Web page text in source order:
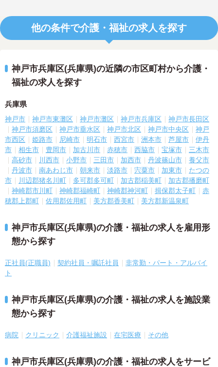
他の条件で介護・福祉の求人を探す
神戸市兵庫区(兵庫県)の近隣の市区町村から介護・
福祉の求人を探す
兵庫県
神戸市 神戸市東灘区 神戸市灘区 神戸市兵庫区
神戸市長田区
神戸市須磨区
神戸市垂水区 神戸市北区 神戸市中央区
神戸
市西区
姫路市 尼崎市 明石市 西宮市 洲本市 芦屋市
伊丹
市
相生市 豊岡市 加古川市 赤穂市 西脇市 宝塚市
三木市
高砂市
川西市 小野市 三田市 加西市 丹波篠山市
養父市
丹波市
南あわじ市 朝来市 淡路市 宍粟市 加東市
たつの
市
川辺郡猪名川町 多可郡多可町 加古郡稲美町
加古郡播磨町
神崎郡市川町
神崎郡福崎町 神崎郡神河町 揖保郡太子町
赤
穂郡上郡町
佐用郡佐用町 美方郡香美町 美方郡新温泉町
神戸市兵庫区(兵庫県)の介護・福祉の求人を雇用形
態から探す
正社員(正職員) 契約社員・嘱託社員
非常勤・パート・アルバイ
ト
神戸市兵庫区(兵庫県)の介護・福祉の求人を施設業
態から探す
病院 クリニック 介護福祉施設 在宅医療 その他
神戸市兵庫区(兵庫県)の介護・福祉の求人をサービ